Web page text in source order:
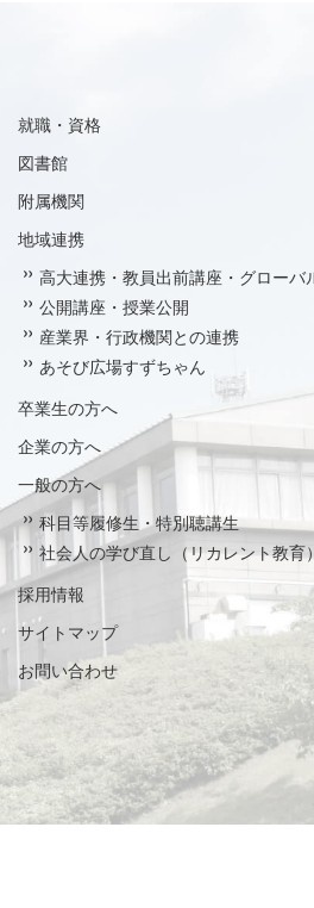
就職・資格
図書館
附属機関
地域連携
高大連携・教員出前講座・グローバ
公開講座・授業公開
産業界・行政機関との連携
あそび広場すずちゃん
卒業生の方へ
企業の方へ
一般の方へ
科目等履修生・特別聴講生
社会人の学び直し（リカレント教育）
採用情報
サイトマップ
お問い合わせ